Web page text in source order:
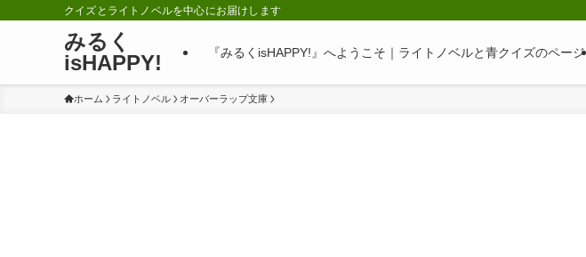
クイズとライトノベルを中心にお届けします
みるく
isHAPPY!
『みるくisHAPPY!』へようこそ｜ライトノベルと青クイズのページ
ホーム ライトノベル オーバーラップ文庫